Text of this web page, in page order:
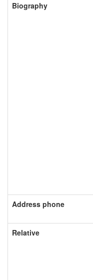
Biography
Address phone
Relative